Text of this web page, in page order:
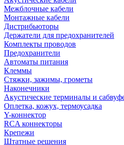
Межблочные кабели
Монтажные кабели
Дистрибьюторы
Держатели для предохранителей
Комплекты проводов
Предохранители
Автоматы питания
Клеммы
Стяжки, зажимы, грометы
Наконечники
Акустические терминалы и
Оплетка, кожух, термоусадка
Y-коннектор
RCA коннекторы
Крепежи
Штатные решения